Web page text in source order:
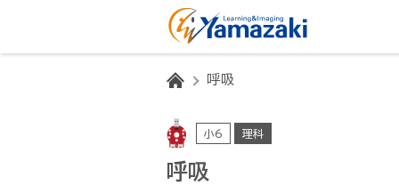
HOME
呼吸
小6 理科
呼吸